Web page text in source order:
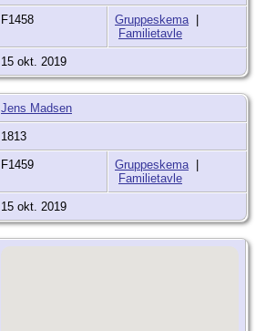
F1458 Gruppeskema|
Familietavle
15 okt. 2019
Jens Madsen
1813
F1459 Gruppeskema|
Familietavle
15 okt. 2019